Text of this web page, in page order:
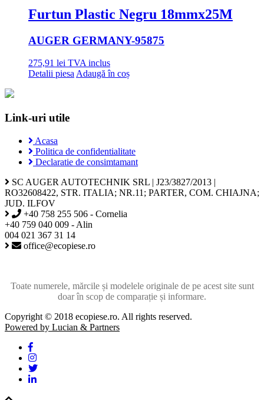
Furtun Plastic Negru 18mmx25M
AUGER GERMANY-95875
275,91 lei TVA inclus
Detalii piesaAdaugă în coș
Link-uri utile
Acasa
Politica de confidentialitate
Declaratie de consimtamant
SC AUGER AUTOTECHNIK SRL | J23/3827/2013 |
RO32608422, STR. ITALIA; NR.11; PARTER, COM. CHIAJNA;
JUD. ILFOV
+40 758 255 506 - Cornelia
+40 759 040 009 - Alin
004 021 367 31 14
office@ecopiese.ro
Toate numerele, mărcile și modelele originale de pe acest site sunt
doar în scop de comparație și informare.
Copyright © 2018 ecopiese.ro. All rights reserved.
Powered by Lucian & Partners